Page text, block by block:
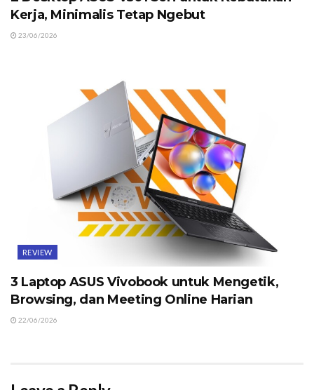
Kerja, Minimalis Tetap Ngebut
23/06/2026
REVIEW
3 Laptop ASUS Vivobook untuk Mengetik,
Browsing, dan Meeting Online Harian
22/06/2026